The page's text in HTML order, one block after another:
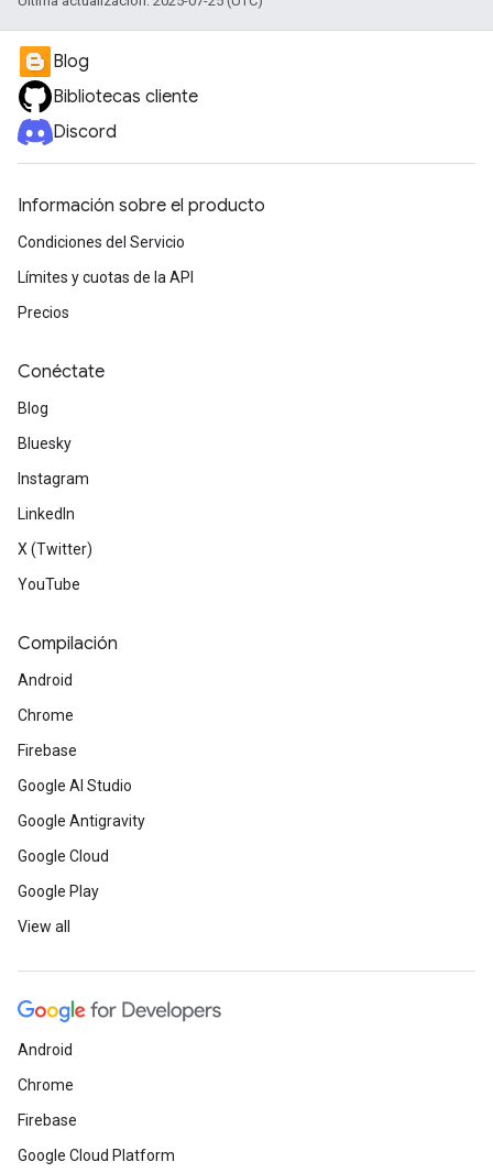
Blog
Bibliotecas cliente
Discord
Información sobre el producto
Condiciones del Servicio
Límites y cuotas de la API
Precios
Conéctate
Blog
Bluesky
Instagram
LinkedIn
X (Twitter)
YouTube
Compilación
Android
Chrome
Firebase
Google AI Studio
Google Antigravity
Google Cloud
Google Play
View all
Android
Chrome
Firebase
Google Cloud Platform